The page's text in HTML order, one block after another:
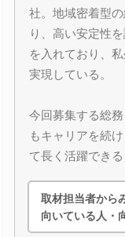
社。地域密着型
り、高い安定性
を入れており、
実現している。
今回募集する総
もキャリアを続
て長く活躍できる
取材担当者から
向いている人・